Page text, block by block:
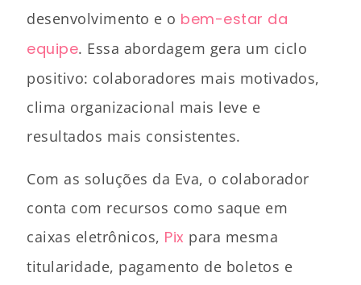
desenvolvimento e o bem-estar da
equipe. Essa abordagem gera um ciclo
positivo: colaboradores mais motivados,
clima organizacional mais leve e
resultados mais consistentes.
Com as soluções da Eva, o colaborador
conta com recursos como saque em
caixas eletrônicos, Pix para mesma
titularidade, pagamento de boletos e